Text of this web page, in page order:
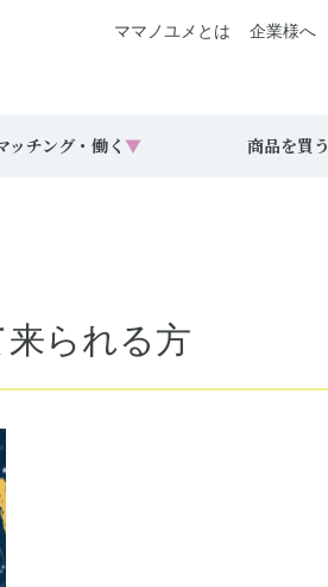
ママノユメとは 企業様へ
ッチング・働く ▼ 商品を買う
られる方